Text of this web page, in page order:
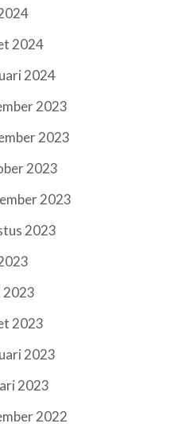
2024
2024
2023
2023
2023
2023
2023
2023
2023
2023
2023
2022